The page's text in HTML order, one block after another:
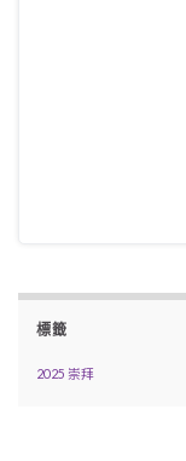
標籤
2025 崇拜